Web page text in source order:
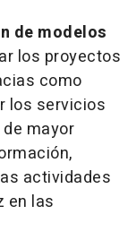
de modelos
los proyectos
como
los servicios
mayor
actividades
en las